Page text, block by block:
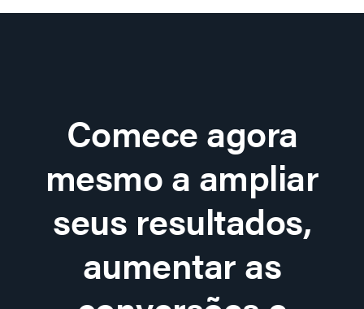
Comece agora
mesmo a ampliar
seus resultados,
aumentar as